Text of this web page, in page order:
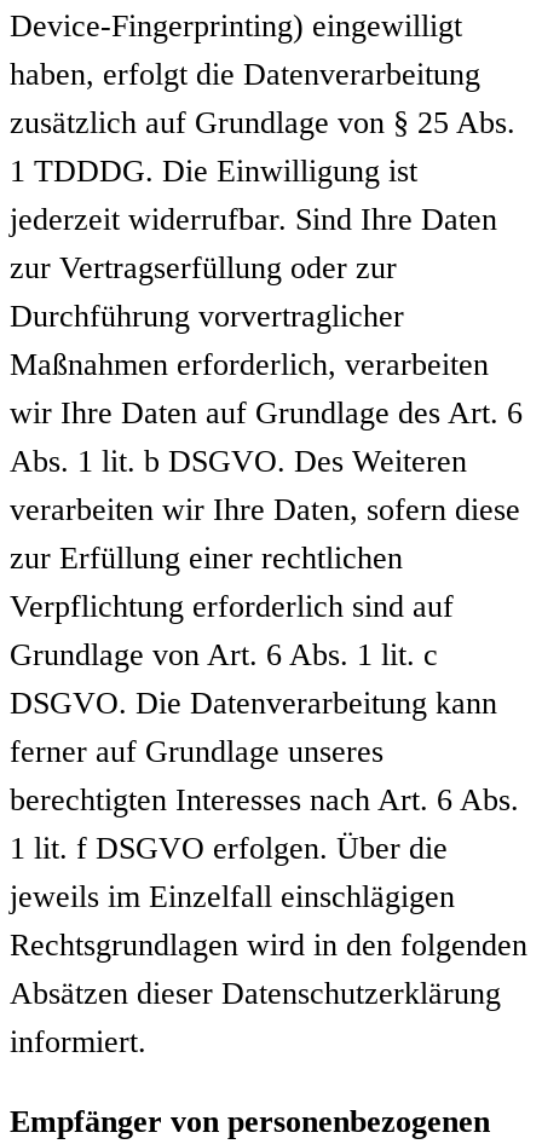
Device-Fingerprinting) eingewilligt
haben, erfolgt die Datenverarbeitung
zusätzlich auf Grundlage von § 25 Abs.
1 TDDDG. Die Einwilligung ist
jederzeit widerrufbar. Sind Ihre Daten
zur Vertragserfüllung oder zur
Durchführung vorvertraglicher
Maßnahmen erforderlich, verarbeiten
wir Ihre Daten auf Grundlage des Art. 6
Abs. 1 lit. b DSGVO. Des Weiteren
verarbeiten wir Ihre Daten, sofern diese
zur Erfüllung einer rechtlichen
Verpflichtung erforderlich sind auf
Grundlage von Art. 6 Abs. 1 lit. c
DSGVO. Die Datenverarbeitung kann
ferner auf Grundlage unseres
berechtigten Interesses nach Art. 6 Abs.
1 lit. f DSGVO erfolgen. Über die
jeweils im Einzelfall einschlägigen
Rechtsgrundlagen wird in den folgenden
Absätzen dieser Datenschutzerklärung
informiert.
Empfänger von personenbezogenen